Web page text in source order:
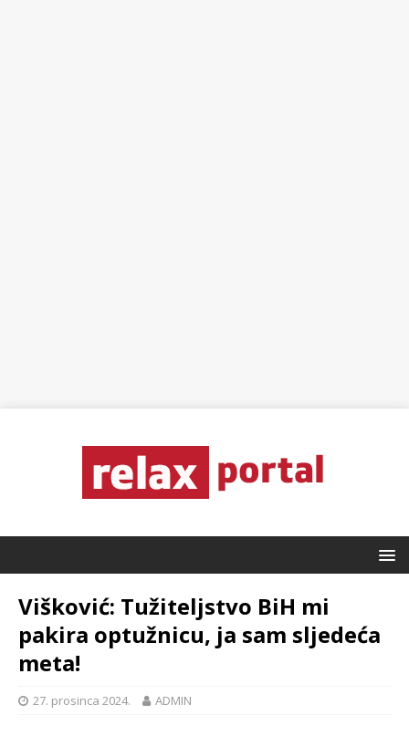
Višković: Tužiteljstvo BiH mi
pakira optužnicu, ja sam sljedeća
meta!
27. prosinca 2024. ADMIN